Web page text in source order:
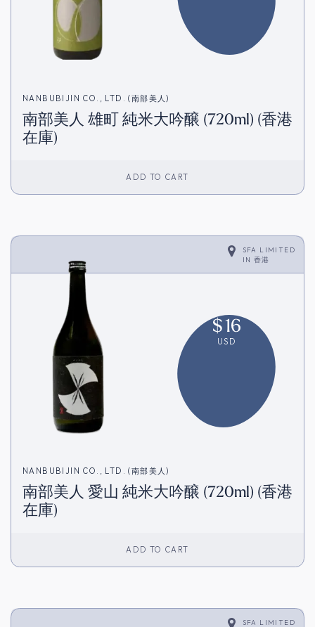
NANBUBIJIN CO., LTD. (南部美人)
南部美人 雄町 純米大吟醸 (720ml) (香港
在庫)
ADD TO CART
SFA LIMITED
IN 香港
$16
USD
NANBUBIJIN CO., LTD. (南部美人)
南部美人 愛山 純米大吟醸 (720ml) (香港
在庫)
ADD TO CART
SFA LIMITED